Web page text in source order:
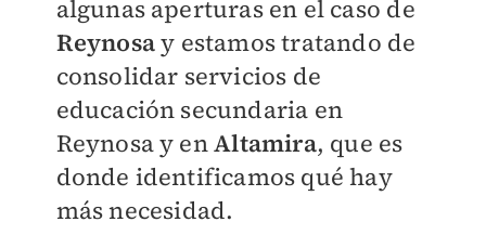
algunas aperturas en el caso de
Reynosay estamos tratando de
consolidar servicios de
educación secundaria en
Reynosa y enAltamira, que es
donde identificamos qué hay
más necesidad.